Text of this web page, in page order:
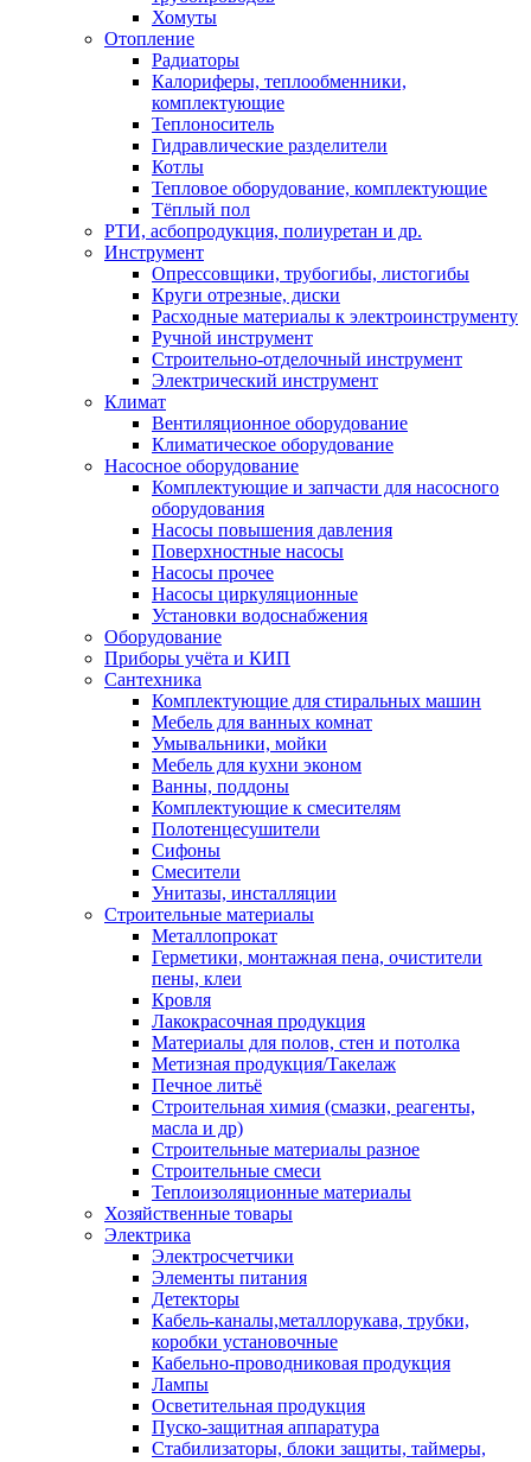
Хомуты
Отопление
Радиаторы
Калориферы, теплообменники,
комплектующие
Теплоноситель
Гидравлические разделители
Котлы
Тепловое оборудование, комплектующие
Тёплый пол
РТИ, асбопродукция, полиуретан и др.
Инструмент
Опрессовщики, трубогибы, листогибы
Круги отрезные, диски
Расходные материалы к электроинструменту
Ручной инструмент
Строительно-отделочный инструмент
Электрический инструмент
Климат
Вентиляционное оборудование
Климатическое оборудование
Насосное оборудование
Комплектующие и запчасти для насосного
оборудования
Насосы повышения давления
Поверхностные насосы
Насосы прочее
Насосы циркуляционные
Установки водоснабжения
Оборудование
Приборы учёта и КИП
Сантехника
Комплектующие для стиральных машин
Мебель для ванных комнат
Умывальники, мойки
Мебель для кухни эконом
Ванны, поддоны
Комплектующие к смесителям
Полотенцесушители
Сифоны
Смесители
Унитазы, инсталляции
Строительные материалы
Металлопрокат
Герметики, монтажная пена, очистители
пены, клеи
Кровля
Лакокрасочная продукция
Материалы для полов, стен и потолка
Метизная продукция/Такелаж
Печное литьё
Строительная химия (смазки, реагенты,
масла и др)
Строительные материалы разное
Строительные смеси
Теплоизоляционные материалы
Хозяйственные товары
Электрика
Электросчетчики
Элементы питания
Детекторы
Кабель-каналы,металлорукава, трубки,
коробки установочные
Кабельно-проводниковая продукция
Лампы
Осветительная продукция
Пуско-защитная аппаратура
Стабилизаторы, блоки защиты, таймеры,